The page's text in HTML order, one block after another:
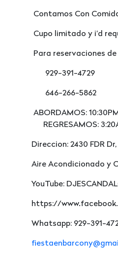
Contamos Con
Cupo limitado y i’d
Para reservaciones
929-391-4729
646-266-5862
ABORDAMOS: 10:30PM
REGRESAMOS:
Direccion: 2430 FDR Dr,
Aire Acondicionado y
YouTube:
https://
Whatsapp: 929-391-